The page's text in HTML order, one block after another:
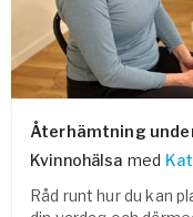
Återhämtning
Kvinnohälsa med
Råd runt hur du kan